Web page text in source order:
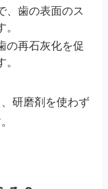
、歯の表面のス
の再石灰化を促
研磨剤を使わず